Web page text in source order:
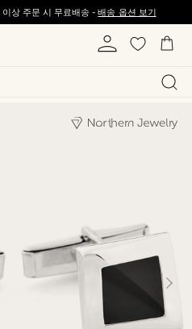
이상 주문 시 무료배송 -배송 옵션 보기